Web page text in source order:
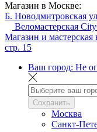
Магазин в Москве:
Б. Новодмитровская
Веломастерская
Магазин и мастерская
стр. 15
Ваш город: Не
Сохранить
Москва
Санкт-